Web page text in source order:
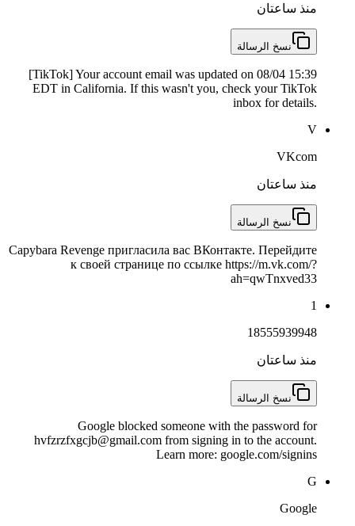
منذ ساعتان
نسخ الرسالة
[TikTok] Your account email was updated on 08/04 15:39
EDT in California. If this wasn't you, check your TikTok
inbox for details.
V
VKcom
منذ ساعتان
نسخ الرسالة
Capybara Revenge пригласила вас ВКонтакте. Перейдите
к своей странице по ссылке https://m.vk.com/?
ah=qwTnxved33
1
18555939948
منذ ساعتان
نسخ الرسالة
Google blocked someone with the password for
hvfzrzfxgcjb@gmail.com from signing in to the account.
Learn more: google.com/signins
G
Google